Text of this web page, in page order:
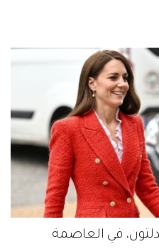
في العاصمة